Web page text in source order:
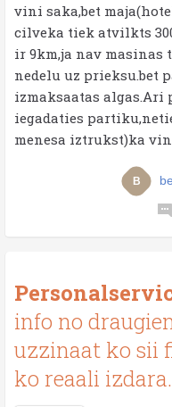
vini saka,bet
cilveka tiek atvilkts
ir 9km,ja nav masinas
nedelu uz prieksu.bet
izmaksaatas
iegadaties
menesa iztrukst)ka
B
info no
uzzinaat ko sii
ko reaali izdara.